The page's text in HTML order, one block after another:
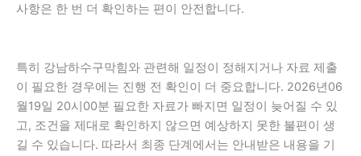
사항은 한 번 더 확인하는 편이 안전합니다.
특히 강남하수구막힘와 관련해 일정이 정해지거나 자료 제출
이 필요한 경우에는 진행 전 확인이 더 중요합니다. 2026년06
월19일 20시00분 필요한 자료가 빠지면 일정이 늦어질 수 있
고, 조건을 제대로 확인하지 않으면 예상하지 못한 불편이 생
길 수 있습니다. 따라서 최종 단계에서는 안내받은 내용을 기